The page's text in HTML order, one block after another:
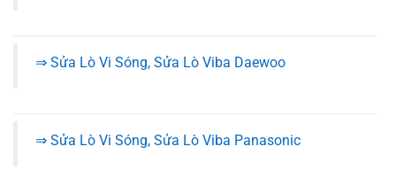
⇒ Sửa Lò Vi Sóng, Sửa Lò Viba Daewoo
⇒ Sửa Lò Vi Sóng, Sửa Lò Viba Panasonic